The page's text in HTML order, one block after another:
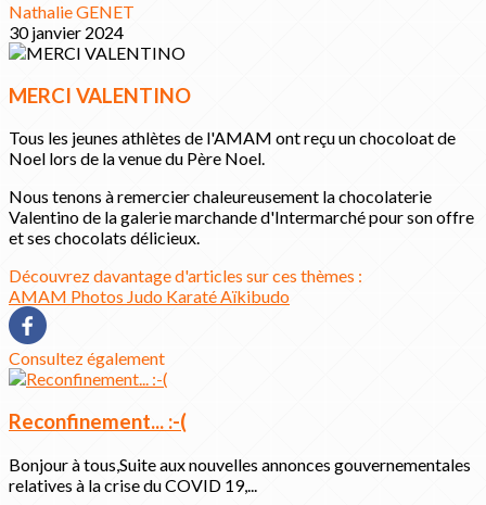
Nathalie GENET
30 janvier 2024
MERCI VALENTINO
Tous les jeunes athlètes de l'AMAM ont reçu un chocoloat de
Noel lors de la venue du Père Noel.
Nous tenons à remercier chaleureusement la chocolaterie
Valentino de la galerie marchande d'Intermarché pour son offre
et ses chocolats délicieux.
Découvrez davantage d'articles sur ces thèmes :
AMAM Photos Judo KaratéAïkibudo
Consultez également
Reconfinement... :-(
Bonjour à tous,Suite aux nouvelles annonces gouvernementales
relatives à la crise du COVID 19,...